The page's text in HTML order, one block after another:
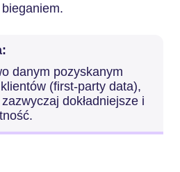
danym pozyskanym
(first-party data),
dokładniejsze i